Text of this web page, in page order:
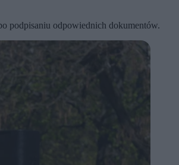
podpisaniu odpowiednich dokumentów.